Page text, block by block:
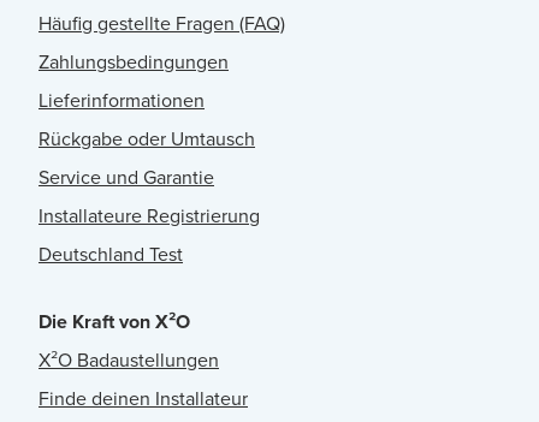
Häufig gestellte Fragen (FAQ)
Zahlungsbedingungen
Lieferinformationen
Rückgabe oder Umtausch
Service und Garantie
Installateure Registrierung
Deutschland Test
Die Kraft von X²O
X²O Badaustellungen
Finde deinen Installateur